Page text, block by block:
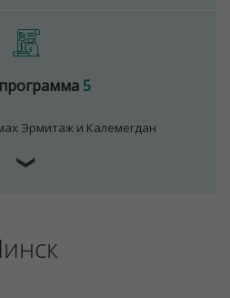
5
Эрмитаж и Калемегдан
❯